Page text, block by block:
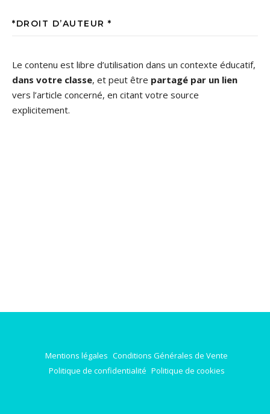
*DROIT D’AUTEUR *
Le contenu est libre d’utilisation dans un contexte éducatif,
dans votre classe, et peut être partagé par un lien
vers l’article concerné, en citant votre source
explicitement.
Mentions légales Conditions Générales de Vente
Politique de confidentialité Politique de cookies